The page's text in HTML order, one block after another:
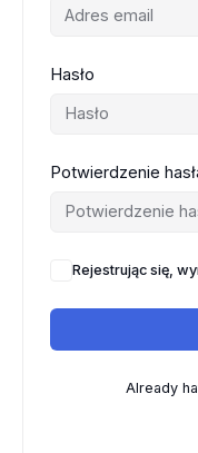
Hasło
Potwierdzenie
Rejestrując się,
Already